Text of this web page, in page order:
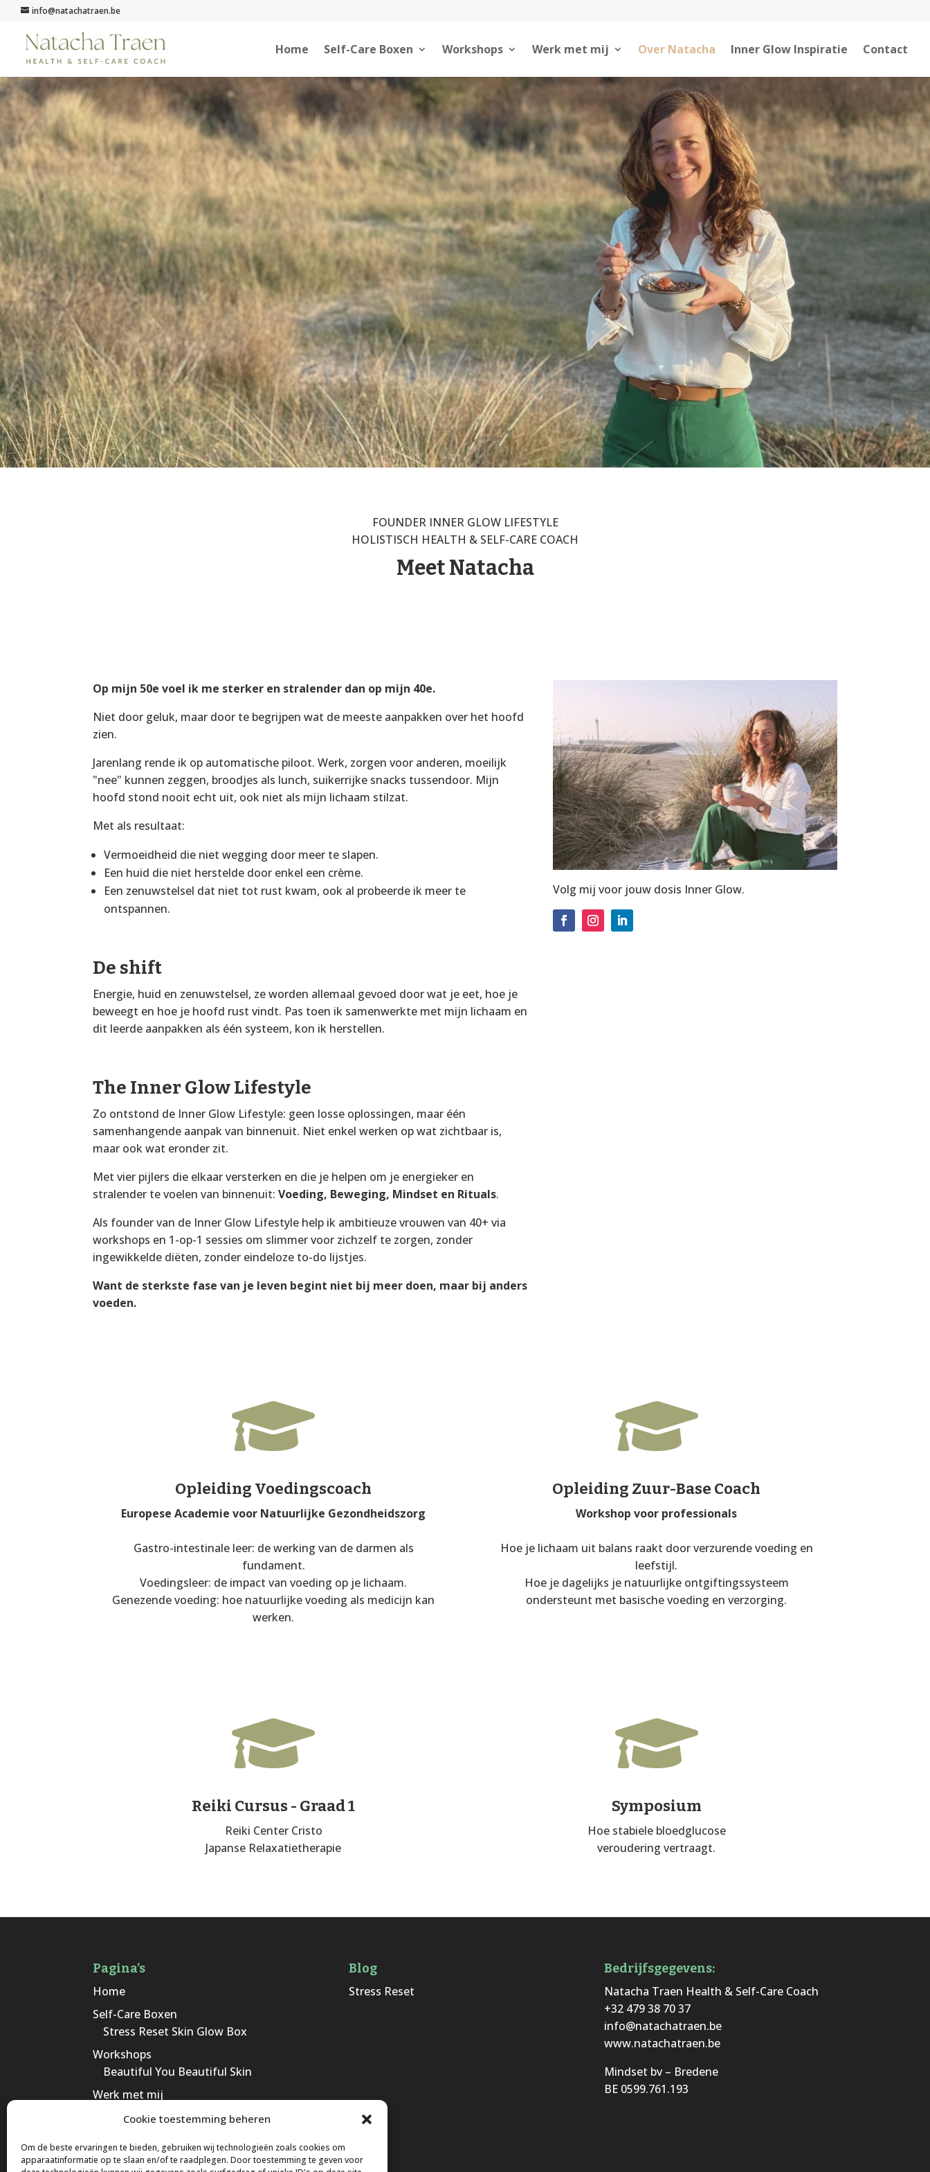
Cookie toestemming beheren
Om de beste ervaringen te bieden, gebruiken wij technologieën zoals cookies om
apparaatinformatie op te slaan en/of te raadplegen. Door toestemming te geven voor
info@natachatraen.be
Home Self-Care Boxen Workshops Werk met mij Over Natacha Inner Glow Inspiratie Contact
FOUNDER INNER GLOW LIFESTYLE
HOLISTISCH HEALTH & SELF-CARE COACH
Meet Natacha
Op mijn 50e voel ik me sterker en stralender dan op mijn 40e.
Niet door geluk, maar door te begrijpen wat de meeste aanpakken over het hoofd
zien.
Jarenlang rende ik op automatische piloot. Werk, zorgen voor anderen, moeilijk
"nee" kunnen zeggen, broodjes als lunch, suikerrijke snacks tussendoor. Mijn
hoofd stond nooit echt uit, ook niet als mijn lichaam stilzat.
Met als resultaat:
Vermoeidheid die niet wegging door meer te slapen.
Een huid die niet herstelde door enkel een crème.
Een zenuwstelsel dat niet tot rust kwam, ook al probeerde ik meer te
ontspannen.
De shift
Energie, huid en zenuwstelsel, ze worden allemaal gevoed door wat je eet, hoe je
beweegt en hoe je hoofd rust vindt. Pas toen ik samenwerkte met mijn lichaam en
dit leerde aanpakken als één systeem, kon ik herstellen.
The Inner Glow Lifestyle
Zo ontstond de Inner Glow Lifestyle: geen losse oplossingen, maar één
samenhangende aanpak van binnenuit. Niet enkel werken op wat zichtbaar is,
maar ook wat eronder zit.
Met vier pijlers die elkaar versterken en die je helpen om je energieker en
stralender te voelen van binnenuit:Voeding, Beweging, Mindset en Rituals.
Als founder van de Inner Glow Lifestyle help ik ambitieuze vrouwen van 40+ via
workshops en 1-op-1 sessies om slimmer voor zichzelf te zorgen, zonder
ingewikkelde diëten, zonder eindeloze to-do lijstjes.
Want de sterkste fase van je leven begint niet bij meer doen, maar bij anders
voeden.
Volg mij voor jouw dosis Inner Glow.

Opleiding Voedingscoach
Europese Academie voor Natuurlijke Gezondheidszorg
Gastro-intestinale leer: de werking van de darmen als
fundament.
Voedingsleer: de impact van voeding op je lichaam.
Genezende voeding: hoe natuurlijke voeding als medicijn kan
werken.

Opleiding Zuur-Base Coach
Workshop voor professionals
Hoe je lichaam uit balans raakt door verzurende voeding en
leefstijl.
Hoe je dagelijks je natuurlijke ontgiftingssysteem
ondersteunt met basische voeding en verzorging.

Reiki Cursus - Graad 1
Reiki Center Cristo
Japanse Relaxatietherapie

Symposium
Hoe stabiele bloedglucose
veroudering vertraagt.
Pagina’s
Home
Self-Care Boxen
Stress Reset Skin Glow Box
Workshops
Beautiful You Beautiful Skin
Werk met mij
Daily Glow Vitality
Inner Glow Inspiratie
Blog
Stress Reset
Bedrijfsgegevens:
Natacha Traen Health & Self-Care Coach
+32 479 38 70 37
info@natachatraen.be
www.natachatraen.be
Mindset bv – Bredene
BE 0599.761.193